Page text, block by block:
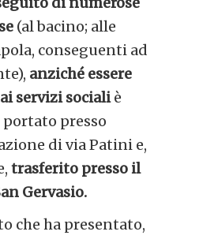
(al bacino; alle
conseguenti ad
anziché essere
servizi socialiè
presso
di via Patini e,
trasferito presso il
Gervasio.
che ha presentato,